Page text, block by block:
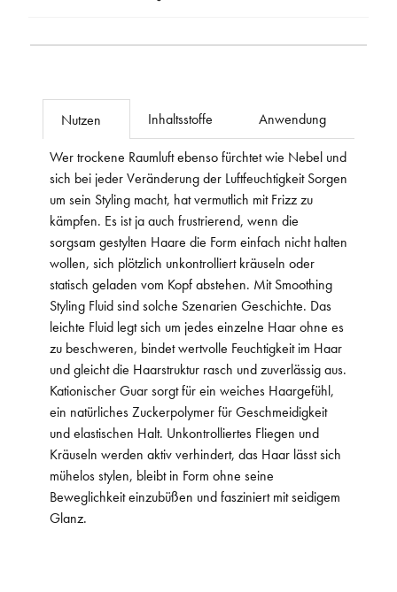
Nutzen Inhaltsstoffe Anwendung
Wer trockene Raumluft ebenso fürchtet wie Nebel und
sich bei jeder Veränderung der Luftfeuchtigkeit Sorgen
um sein Styling macht, hat vermutlich mit Frizz zu
kämpfen. Es ist ja auch frustrierend, wenn die
sorgsam gestylten Haare die Form einfach nicht halten
wollen, sich plötzlich unkontrolliert kräuseln oder
statisch geladen vom Kopf abstehen. Mit Smoothing
Styling Fluid sind solche Szenarien Geschichte. Das
leichte Fluid legt sich um jedes einzelne Haar ohne es
zu beschweren, bindet wertvolle Feuchtigkeit im Haar
und gleicht die Haarstruktur rasch und zuverlässig aus.
Kationischer Guar sorgt für ein weiches Haargefühl,
ein natürliches Zuckerpolymer für Geschmeidigkeit
und elastischen Halt. Unkontrolliertes Fliegen und
Kräuseln werden aktiv verhindert, das Haar lässt sich
mühelos stylen, bleibt in Form ohne seine
Beweglichkeit einzubüßen und fasziniert mit seidigem
Glanz.